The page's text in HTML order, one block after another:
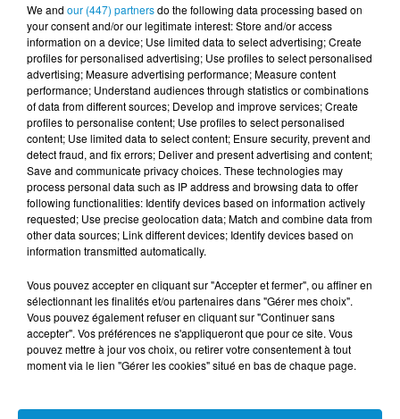
DERNIERS PODCASTS
24 juillet 2026
Les Zinformés - 24/07/26
23 juillet 2026
Les Zinformés - 23/07/26
We and our (447) partnersdo the following data processing based on
your consent and/or our legitimate interest: Store and/or access
information on a device; Use limited data to select advertising; Create
profiles for personalised advertising; Use profiles to select personalised
advertising; Measure advertising performance; Measure content
performance; Understand audiences through statistics or combinations
of data from different sources; Develop and improve services; Create
profiles to personalise content; Use profiles to select personalised
content; Use limited data to select content; Ensure security, prevent and
detect fraud, and fix errors; Deliver and present advertising and content;
Save and communicate privacy choices. These technologies may
process personal data such as IP address and browsing data to offer
following functionalities: Identify devices based on information actively
requested; Use precise geolocation data; Match and combine data from
other data sources; Link different devices; Identify devices based on
information transmitted automatically.
Vous pouvez accepter en cliquant sur "Accepter et fermer", ou affiner en
sélectionnant les finalités et/ou partenaires dans "Gérer mes choix".
Vous pouvez également refuser en cliquant sur "Continuer sans
accepter". Vos préférences ne s'appliqueront que pour ce site. Vous
pouvez mettre à jour vos choix, ou retirer votre consentement à tout
moment via le lien "Gérer les cookies" situé en bas de chaque page.